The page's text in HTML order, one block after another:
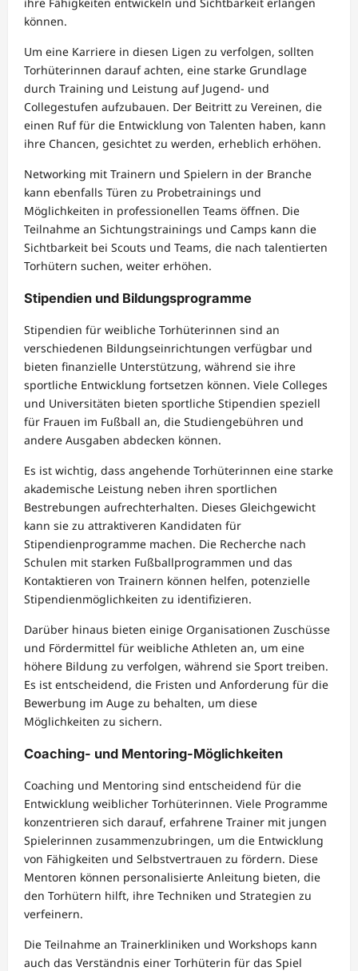
ihre Fähigkeiten entwickeln und Sichtbarkeit erlangen
können.
Um eine Karriere in diesen Ligen zu verfolgen, sollten
Torhüterinnen darauf achten, eine starke Grundlage
durch Training und Leistung auf Jugend- und
Collegestufen aufzubauen. Der Beitritt zu Vereinen, die
einen Ruf für die Entwicklung von Talenten haben, kann
ihre Chancen, gesichtet zu werden, erheblich erhöhen.
Networking mit Trainern und Spielern in der Branche
kann ebenfalls Türen zu Probetrainings und
Möglichkeiten in professionellen Teams öffnen. Die
Teilnahme an Sichtungstrainings und Camps kann die
Sichtbarkeit bei Scouts und Teams, die nach talentierten
Torhütern suchen, weiter erhöhen.
Stipendien und Bildungsprogramme
Stipendien für weibliche Torhüterinnen sind an
verschiedenen Bildungseinrichtungen verfügbar und
bieten finanzielle Unterstützung, während sie ihre
sportliche Entwicklung fortsetzen können. Viele Colleges
und Universitäten bieten sportliche Stipendien speziell
für Frauen im Fußball an, die Studiengebühren und
andere Ausgaben abdecken können.
Es ist wichtig, dass angehende Torhüterinnen eine starke
akademische Leistung neben ihren sportlichen
Bestrebungen aufrechterhalten. Dieses Gleichgewicht
kann sie zu attraktiveren Kandidaten für
Stipendienprogramme machen. Die Recherche nach
Schulen mit starken Fußballprogrammen und das
Kontaktieren von Trainern können helfen, potenzielle
Stipendienmöglichkeiten zu identifizieren.
Darüber hinaus bieten einige Organisationen Zuschüsse
und Fördermittel für weibliche Athleten an, um eine
höhere Bildung zu verfolgen, während sie Sport treiben.
Es ist entscheidend, die Fristen und Anforderung für die
Bewerbung im Auge zu behalten, um diese
Möglichkeiten zu sichern.
Coaching- und Mentoring-Möglichkeiten
Coaching und Mentoring sind entscheidend für die
Entwicklung weiblicher Torhüterinnen. Viele Programme
konzentrieren sich darauf, erfahrene Trainer mit jungen
Spielerinnen zusammenzubringen, um die Entwicklung
von Fähigkeiten und Selbstvertrauen zu fördern. Diese
Mentoren können personalisierte Anleitung bieten, die
den Torhütern hilft, ihre Techniken und Strategien zu
verfeinern.
Die Teilnahme an Trainerkliniken und Workshops kann
auch das Verständnis einer Torhüterin für das Spiel